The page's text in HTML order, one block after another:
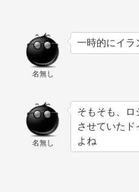
名無し
一時的にイラ
名無し
そもそも、ロ
させていた
よね